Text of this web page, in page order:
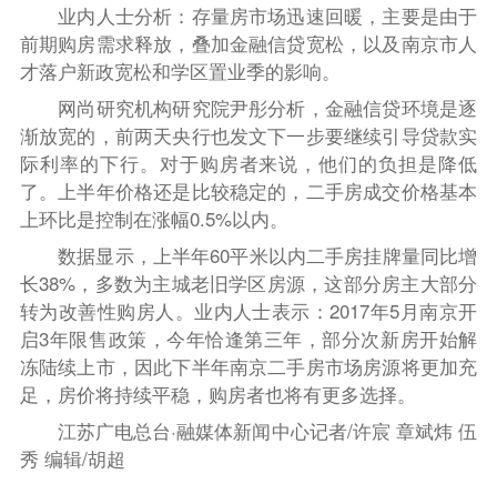
业内人士分析：存量房市场迅速回暖，主要是由于
前期购房需求释放，叠加金融信贷宽松，以及南京市人
才落户新政宽松和学区置业季的影响。
网尚研究机构研究院尹彤分析，金融信贷环境是逐
渐放宽的，前两天央行也发文下一步要继续引导贷款实
际利率的下行。对于购房者来说，他们的负担是降低
了。上半年价格还是比较稳定的，二手房成交价格基本
上环比是控制在涨幅0.5%以内。
数据显示，上半年60平米以内二手房挂牌量同比增
长38%，多数为主城老旧学区房源，这部分房主大部分
转为改善性购房人。业内人士表示：2017年5月南京开
启3年限售政策，今年恰逢第三年，部分次新房开始解
冻陆续上市，因此下半年南京二手房市场房源将更加充
足，房价将持续平稳，购房者也将有更多选择。
江苏广电总台·融媒体新闻中心记者/许宸 章斌炜 伍
秀 编辑/胡超